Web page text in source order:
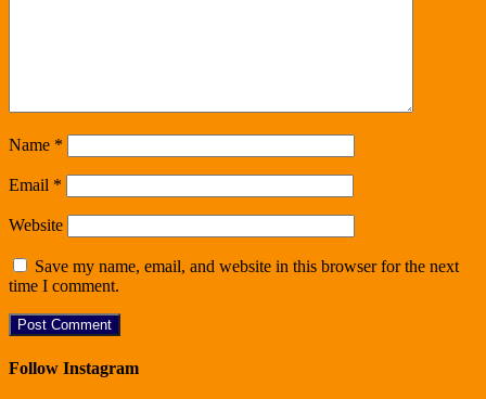
Name *
Email *
Website
Save my name, email, and website in this browser for the next
time I comment.
Follow Instagram